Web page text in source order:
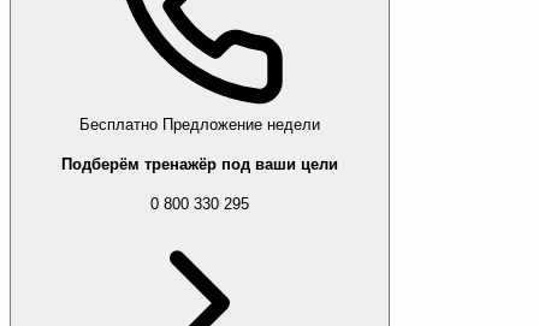
Бесплатно Предложение недели
Подберём тренажёр под ваши цели
0 800 330 295